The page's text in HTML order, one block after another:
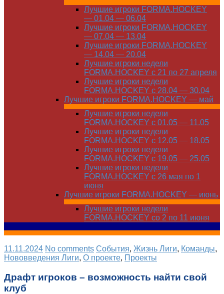
Лучшие игроки FORMA.HOCKEY
— 01.04 — 06.04
Лучшие игроки FORMA.HOCKEY
— 07.04 — 13.04
Лучшие игроки FORMA.HOCKEY
— 14.04 — 20.04
Лучшие игроки недели
FORMA.HOCKEY с 21 по 27 апреля
Лучшие игроки недели
FORMA.HOCKEY с 28.04 — 30.04
Лучшие игроки FORMA.HOCKEY — май
Лучшие игроки недели
FORMA.HOCKEY с 01.05 — 11.05
Лучшие игроки недели
FORMA.HOCKEY с 12.05 — 18.05
Лучшие игроки недели
FORMA.HOCKEY с 19.05 — 25.05
Лучшие игроки недели
FORMA.HOCKEY с 26 мая по 1
июня
Лучшие игроки FORMA.HOCKEY — июнь
Лучшие игроки недели
FORMA.HOCKEY со 2 по 11 июня
11.11.2024 No comments Cобытия, Жизнь Лиги, Команды,
Нововведения Лиги, О проекте, Проекты
Драфт игроков – возможность найти свой
клуб